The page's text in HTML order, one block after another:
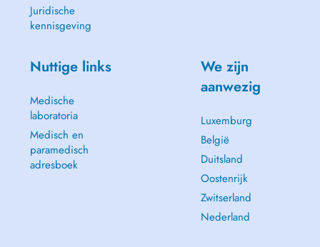
Juridische
kennisgeving
Nuttige links
Medische
laboratoria
Medisch en
paramedisch
adresboek
We zijn
aanwezig
Luxemburg
België
Duitsland
Oostenrijk
Zwitserland
Nederland